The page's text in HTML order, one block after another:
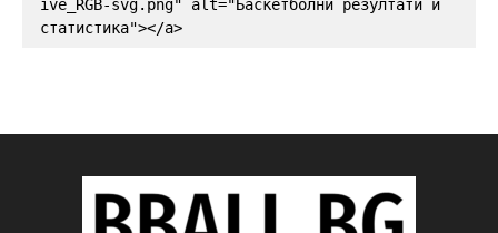
ive_RGB-svg.png" alt="Баскетболни резултати и
статистика"></a>